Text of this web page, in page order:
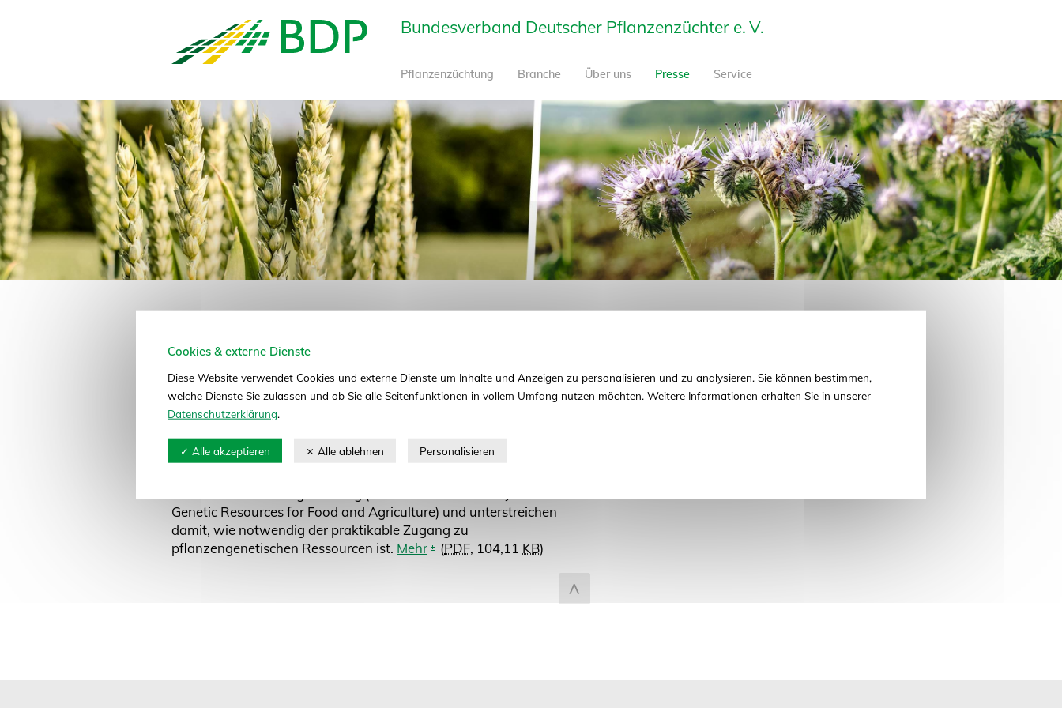
Bundesverband Deutscher Pflanzenzüchter e. V.
Pflanzenzüchtung Branche Über uns Presse Service
Internationalen Saatgutvertrag
18 Unternehmen aus Deutschland haben im Vorfeld der Sitzung des
Lenkungsgremiums des IT vom 30. Oktober bis zum 3. November
2017 in Kigali (Ruanda) »Declaration of Commitment« unterzeichnet
Bonn, 27. Oktober 2017. Mit einer starken Wirtschaftsbeteiligung
Genetic Resources for Food and Agriculture) und unterstreichen
damit, wie notwendig der praktikable Zugang zu
pflanzengenetischen Ressourcen ist. Mehr (PDF, 104,11 KB) zum Seitenanfang
Cookies & externe Dienste
Diese Website verwendet Cookies und externe Dienste um Inhalte und Anzeigen zu personalisieren und zu analysieren. Sie können bestimmen,
welche Dienste Sie zulassen und ob Sie alle Seitenfunktionen in vollem Umfang nutzen möchten. Weitere Informationen erhalten Sie in unserer
Datenschutzerklärung.